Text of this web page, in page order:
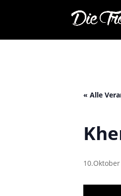
« Alle